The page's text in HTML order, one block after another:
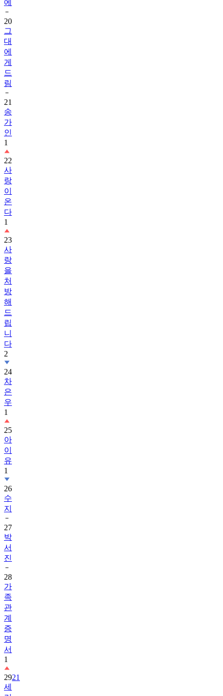
에
20
그
대
에
게
드
림
21
송
가
인
1
22
사
랑
이
온
다
1
23
사
랑
을
처
방
해
드
립
니
다
2
24
차
은
우
1
25
아
이
유
1
26
수
지
27
박
서
진
28
가
족
관
계
증
명
서
1
2921
세